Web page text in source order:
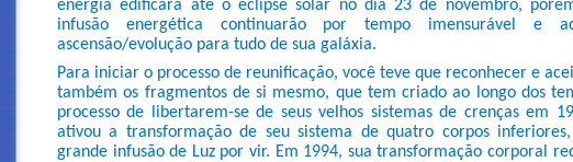
energia edificará até o eclipse solar no dia 23 de novembro,
infusão energética continuarão por tempo imensurável e
ascensão/evolução para tudo de sua galáxia.
Para iniciar o processo de reunificação, você teve que reconhecer e
também os fragmentos de si mesmo, que tem criado ao longo dos
processo de libertarem-se de seus velhos sistemas de crenças em
ativou a transformação de seu sistema de quatro corpos
grande infusão de Luz por vir. Em 1994, sua transformação corporal